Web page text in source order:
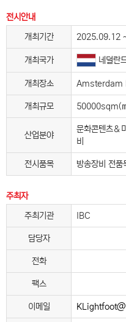
전시안내
개최기간
2025.09.12
개최국가 네덜란
개최장소 Amsterdam
개최규모 50000sqm(
산업분야
문화콘텐츠＆
비
전시품목 방송장비 전품
주최자
주최기관
IBC
담당자
전화
팩스
이메일